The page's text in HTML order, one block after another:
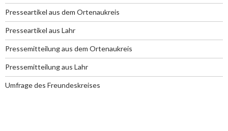
Presseartikel aus dem Ortenaukreis
Presseartikel aus Lahr
Pressemitteilung aus dem Ortenaukreis
Pressemitteilung aus Lahr
Umfrage des Freundeskreises